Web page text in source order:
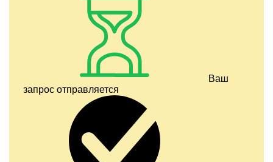
Ваш
запрос отправляется